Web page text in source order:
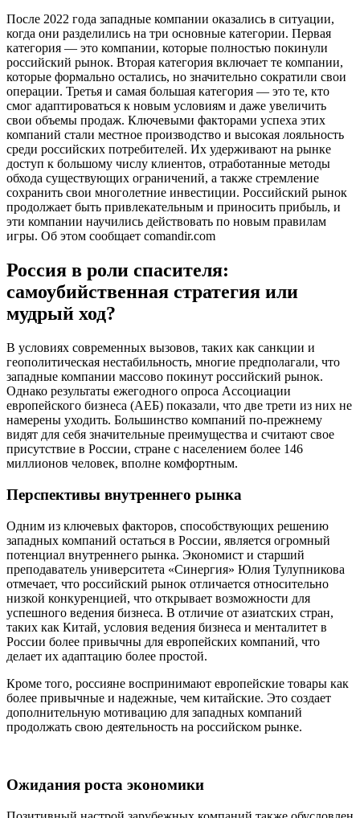
После 2022 года западные компании оказались в ситуации,
когда они разделились на три основные категории. Первая
категория — это компании, которые полностью покинули
российский рынок. Вторая категория включает те компании,
которые формально остались, но значительно сократили свои
операции. Третья и самая большая категория — это те, кто
смог адаптироваться к новым условиям и даже увеличить
свои объемы продаж. Ключевыми факторами успеха этих
компаний стали местное производство и высокая лояльность
среди российских потребителей. Их удерживают на рынке
доступ к большому числу клиентов, отработанные методы
обхода существующих ограничений, а также стремление
сохранить свои многолетние инвестиции. Российский рынок
продолжает быть привлекательным и приносить прибыль, и
эти компании научились действовать по новым правилам
игры. Об этом сообщает comandir.com
Россия в роли спасителя:
самоубийственная стратегия или
мудрый ход?
В условиях современных вызовов, таких как санкции и
геополитическая нестабильность, многие предполагали, что
западные компании массово покинут российский рынок.
Однако результаты ежегодного опроса Ассоциации
европейского бизнеса (АЕБ) показали, что две трети из них не
намерены уходить. Большинство компаний по-прежнему
видят для себя значительные преимущества и считают свое
присутствие в России, стране с населением более 146
миллионов человек, вполне комфортным.
Перспективы внутреннего рынка
Одним из ключевых факторов, способствующих решению
западных компаний остаться в России, является огромный
потенциал внутреннего рынка. Экономист и старший
преподаватель университета «Синергия» Юлия Тулупникова
отмечает, что российский рынок отличается относительно
низкой конкуренцией, что открывает возможности для
успешного ведения бизнеса. В отличие от азиатских стран,
таких как Китай, условия ведения бизнеса и менталитет в
России более привычны для европейских компаний, что
делает их адаптацию более простой.
Кроме того, россияне воспринимают европейские товары как
более привычные и надежные, чем китайские. Это создает
дополнительную мотивацию для западных компаний
продолжать свою деятельность на российском рынке.
Ожидания роста экономики